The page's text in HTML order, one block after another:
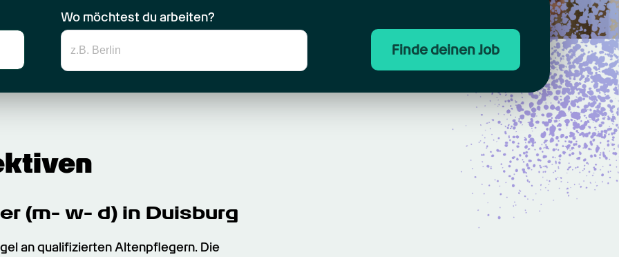
Wo möchtest du arbeiten?
Finde deinen Job
(m- w- d) in Duisburg
an qualifizierten Altenpflegern. Die